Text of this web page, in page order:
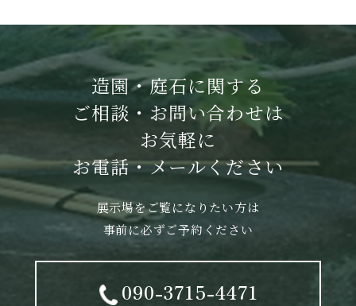
造園・庭石に関する
ご相談・お問い合わせは
お気軽に
お電話・メールください
展示場をご覧になりたい方は
事前に必ずご予約ください
090-3715-4471